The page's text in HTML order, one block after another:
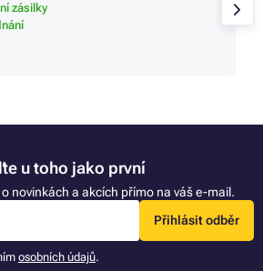
zásilky
u toho jako první
novinkách a akcích přímo na váš e-mail.
Přihlásit odběr
osobních údajů.